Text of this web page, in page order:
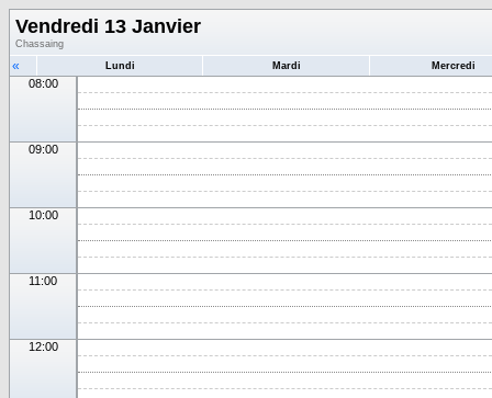
Vendredi 13 Janvier
Chassaing
« Lundi Mardi Mercredi
08:00
09:00
10:00
11:00
12:00